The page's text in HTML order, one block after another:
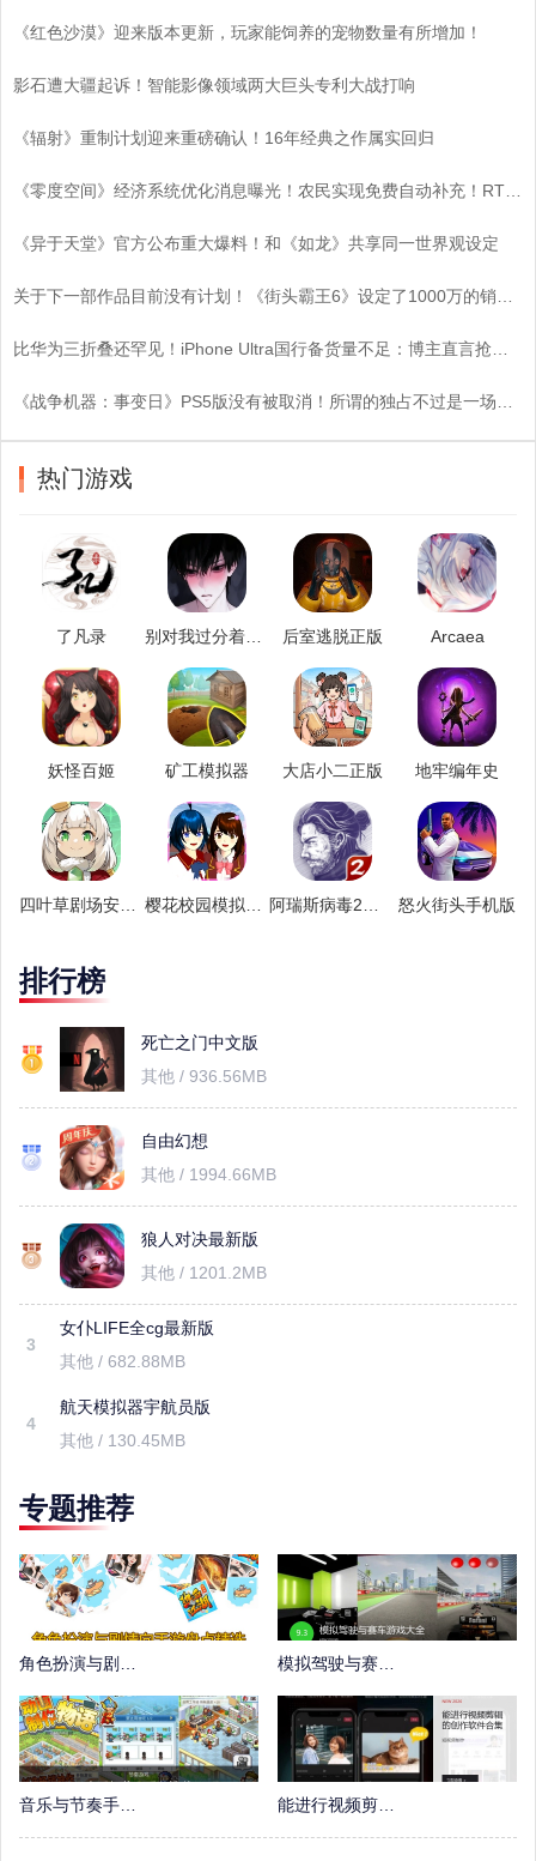
《红色沙漠》迎来版本更新，玩家能饲养的宠物数量有所增加！
影石遭大疆起诉！智能影像领域两大巨头专利大战打响
《辐射》重制计划迎来重磅确认！16年经典之作属实回归
《零度空间》经济系统优化消息曝光！农民实现免费自动补充！RTS基建策略迎来颠覆性变革！
《异于天堂》官方公布重大爆料！和《如龙》共享同一世界观设定
关于下一部作品目前没有计划！《街头霸王6》设定了1000万的销量目标
比华为三折叠还罕见！iPhone Ultra国行备货量不足：博主直言抢到即赚
《战争机器：事变日》PS5版没有被取消！所谓的独占不过是一场空？
热门游戏
了凡录 别对我过分着迷游戏手机版 后室逃脱正版 Arcaea
妖怪百姬 矿工模拟器 大店小二正版 地牢编年史
四叶草剧场安卓版 樱花校园模拟器理发店 阿瑞斯病毒2免费版 怒火街头手机版
排行榜
死亡之门中文版
其他 / 936.56MB
自由幻想
其他 / 1994.66MB
狼人对决最新版
其他 / 1201.2MB
3
女仆LIFE全cg最新版
其他 / 682.88MB
4
航天模拟器宇航员版
其他 / 130.45MB
专题推荐
角色扮演与剧情向手游盘点精选 模拟驾驶与赛车游戏大全
音乐与节奏手游推荐 能进行视频剪辑的创作软件合集